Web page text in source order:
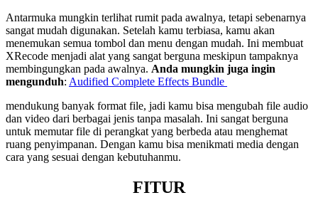
Antarmuka mungkin terlihat rumit pada awalnya, tetapi sebenarnya
sangat mudah digunakan. Setelah kamu terbiasa, kamu akan
menemukan semua tombol dan menu dengan mudah. Ini membuat
XRecode menjadi alat yang sangat berguna meskipun tampaknya
membingungkan pada awalnya. Anda mungkin juga ingin
mengunduh: Audified Complete Effects Bundle
mendukung banyak format file, jadi kamu bisa mengubah file audio
dan video dari berbagai jenis tanpa masalah. Ini sangat berguna
untuk memutar file di perangkat yang berbeda atau menghemat
ruang penyimpanan. Dengan kamu bisa menikmati media dengan
cara yang sesuai dengan kebutuhanmu.
FITUR